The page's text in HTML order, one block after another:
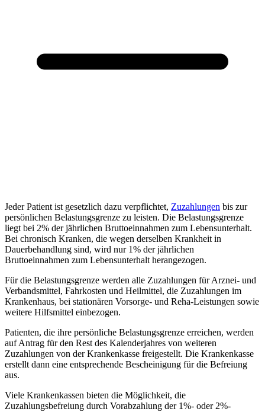
Jeder Patient ist gesetzlich dazu verpflichtet, Zuzahlungen bis zur
persönlichen Belastungsgrenze zu leisten. Die Belastungsgrenze
liegt bei 2% der jährlichen Bruttoeinnahmen zum Lebensunterhalt.
Bei chronisch Kranken, die wegen derselben Krankheit in
Dauerbehandlung sind, wird nur 1% der jährlichen
Bruttoeinnahmen zum Lebensunterhalt herangezogen.
Für die Belastungsgrenze werden alle Zuzahlungen für Arznei- und
Verbandsmittel, Fahrkosten und Heilmittel, die Zuzahlungen im
Krankenhaus, bei stationären Vorsorge- und Reha-Leistungen sowie
weitere Hilfsmittel einbezogen.
Patienten, die ihre persönliche Belastungsgrenze erreichen, werden
auf Antrag für den Rest des Kalenderjahres von weiteren
Zuzahlungen von der Krankenkasse freigestellt. Die Krankenkasse
erstellt dann eine entsprechende Bescheinigung für die Befreiung
aus.
Viele Krankenkassen bieten die Möglichkeit, die
Zuzahlungsbefreiung durch Vorabzahlung der 1%- oder 2%-